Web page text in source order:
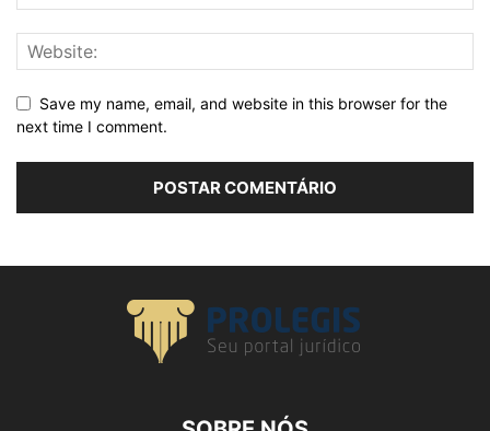
Save my name, email, and website in this browser for the
next time I comment.